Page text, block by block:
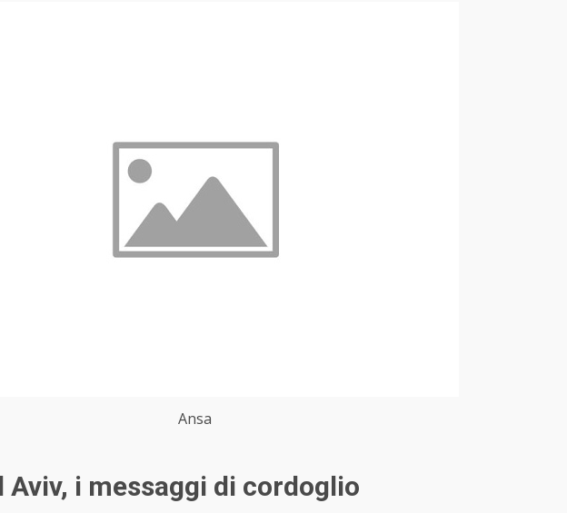
Ansa
i messaggi di cordoglio